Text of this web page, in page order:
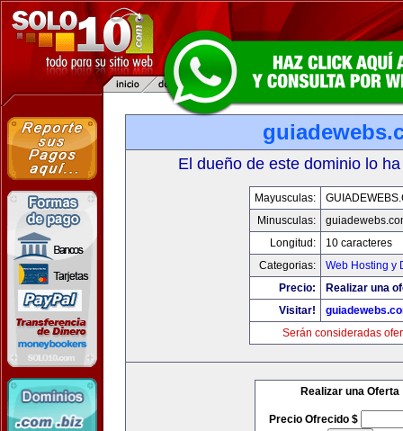
El dueño de este dominio lo
Mayusculas:
Minusculas:
Longitud:
10 caracteres
Categorias:
Web Hosting y
Precio:
Realizar una
Visitar!
Serán consideradas
Realizar una Oferta
Precio Ofrecido $